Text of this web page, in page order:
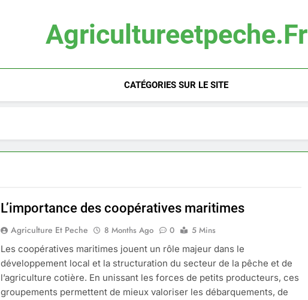
Agricultureetpeche.fr
CATÉGORIES SUR LE SITE
L’importance des coopératives maritimes
Agriculture Et Peche 8 Months Ago 0
5 Mins
Les coopératives maritimes jouent un rôle majeur dans le
développement local et la structuration du secteur de la pêche et de
l’agriculture cotière. En unissant les forces de petits producteurs, ces
groupements permettent de mieux valoriser les débarquements, de